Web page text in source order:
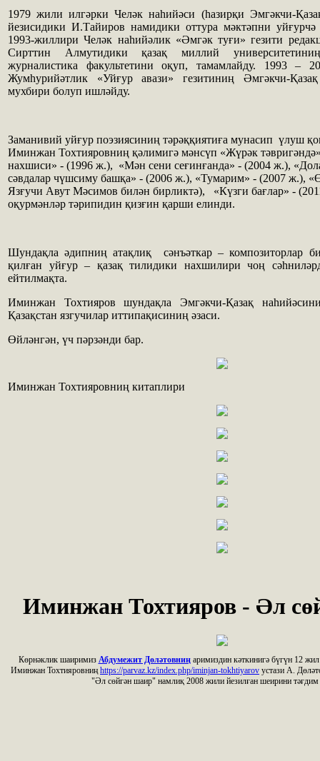
1979 жили илгәрки Челәк наһийәси (һазирқи Эмгәкчи-
йезисидики И.Тайиров намидики оттура мәктәпни
1993-жиллири Челәк наһийәлик «Әмгәк туғи» гезити
Сирттин Алмутидики қазақ миллий
журналистика факультетини оқуп, тамамлайду. 1993 –
Жумһурийәтлик «Уйғур авази» гезитиниң Әмгәкчи-
мухбири болуп ишләйду.
Заманивий уйғур поэзиясиниң тәрәққиятиға мунасип үлуш
Иминжан Тохтияровниң қәлимигә мәнсүп «Жүрәк
нахшиси» - (1996 ж.), «Мән сени сеғинғанда» - (2004 ж.),
сәвдалар чүшсиму башқа» - (2006 ж.), «Тумарим» - (2007 ж.),
Язғучи Авут Мәсимов билән бирликтә), «Күзги бағлар» -
оқурмәнләр тәрипидин қизғин қарши елинди.
Шундақла әдипниң атақлиқ сәнъәткар – композиторлар
қилған уйғур – қазақ тилидики нахшилири чоң
ейтилмақта.
Иминжан Тохтияров шундақла Эмгәкчи-Қазақ
Қазақстан язгучилар иттипақисиниң әзаси.
Өйләнгән, үч пәрзәнди бар.
Иминжан Тохтияровниң китаплири
Иминжан Тохтияров - Әл
Көрнәклик шаиримиз Абдумежит Дөләтовниңаримиздин кәткинигә бүгүн 12
Иминжан Тохтияровниңhttps://parvaz.kz/index.php/iminjan-tokhtiyarov устази А.
"Әл сөйгән шаир" намлиқ 2008 жили йезилған шеирини